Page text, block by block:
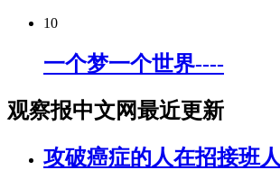
10
一个梦一个世界----
观察报中文网最近更新
攻破癌症的人在招接班人